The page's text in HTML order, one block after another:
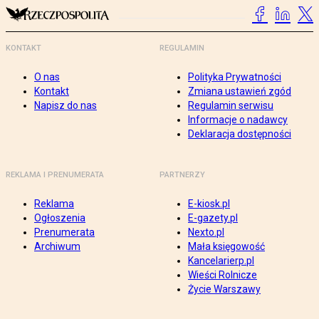
KONTAKT
O nas
Kontakt
Napisz do nas
REGULAMIN
Polityka Prywatności
Zmiana ustawień zgód
Regulamin serwisu
Informacje o nadawcy
Deklaracja dostępności
REKLAMA I PRENUMERATA
Reklama
Ogłoszenia
Prenumerata
Archiwum
PARTNERZY
E-kiosk.pl
E-gazety.pl
Nexto.pl
Mała księgowość
Kancelarierp.pl
Wieści Rolnicze
Życie Warszawy